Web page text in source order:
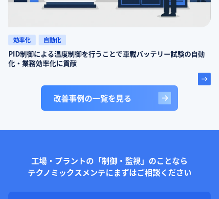
効率化 自動化
PID制御による温度制御を行うことで車載バッテリー試験の自動
化・業務効率化に貢献
改善事例の一覧を見る
工場・プラントの「制御・監視」のことなら
テクノミックスメンテにまずはご相談ください